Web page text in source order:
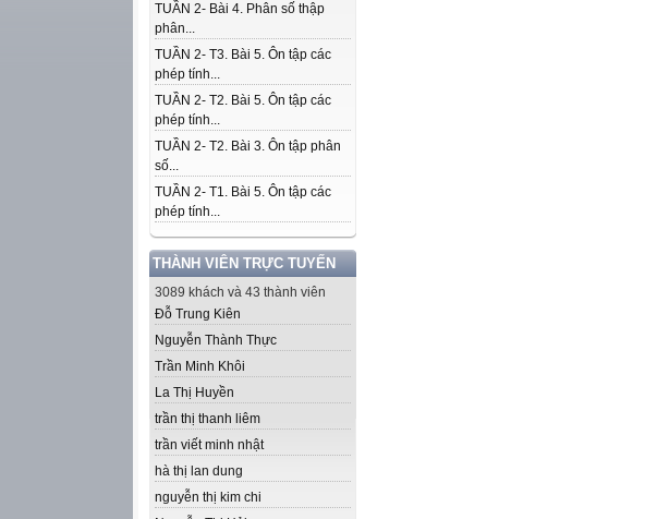
TUẦN 2- Bài 4. Phân số thập
phân...
TUẦN 2- T3. Bài 5. Ôn tập các
phép tính...
TUẦN 2- T2. Bài 5. Ôn tập các
phép tính...
TUẦN 2- T2. Bài 3. Ôn tập phân
số...
TUẦN 2- T1. Bài 5. Ôn tập các
phép tính...
THÀNH VIÊN TRỰC TUYẾN
3089 khách và 43 thành viên
Đỗ Trung Kiên
Nguyễn Thành Thực
Trần Minh Khôi
La Thị Huyền
trần thị thanh liêm
trần viết minh nhật
hà thị lan dung
nguyễn thị kim chi